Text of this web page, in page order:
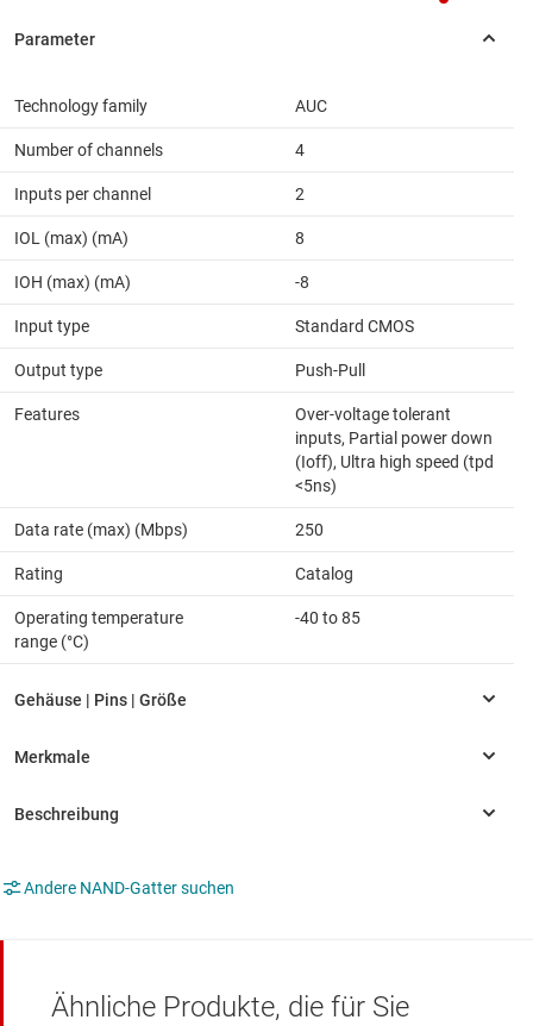
Technology family AUC
Number of channels 4
Inputs per channel 2
IOL (max) (mA) 8
IOH (max) (mA) -8
Input type Standard CMOS
Output type Push-Pull
Features
Over-voltage tolerant
inputs, Partial power down
(Ioff), Ultra high speed (tpd
<5ns)
Data rate (max) (Mbps) 250
Rating Catalog
Operating temperature
range (°C)
-40 to 85
Andere NAND-Gatter suchen
Ähnliche Produkte, die für Sie